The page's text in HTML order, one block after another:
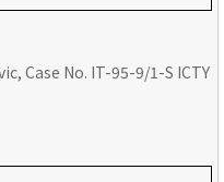
Case No. IT-95-9/1-S ICTY